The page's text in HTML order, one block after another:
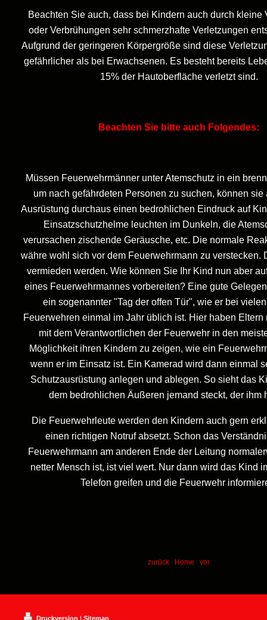
Beachten Sie auch, dass bei Kindern auch durch kleine
oder Verbrühungen sehr schmerzhafte Verletzungen
Aufgrund der geringeren Körpergröße sind diese
gefährlicher als bei Erwachsenen. Es besteht bereits
15% der Hautoberfläche verletzt sind.
Beachten Sie bitte auch Folgendes:
Müssen Feuerwehrmänner unter Atemschutz in ein
um nach gefährdeten Personen zu suchen, können sie
Ausrüstung durchaus einen bedrohlichen Eindruck auf
Einsatzschutzhelme leuchten im Dunkeln, die
verursachen zischende Geräusche, etc. Die normale
währe wohl sich vor dem Feuerwehrmann zu verstecken.
vermieden werden. Wie können Sie Ihr Kind nun aber
eines Feuerwehrmannes vorbereiten? Eine gute
ein sogenannter "Tag der offen Tür", wie er bei
Feuerwehren einmal im Jahr üblich ist. Hier haben Eltern
mit dem Verantwortlichen der Feuerwehr in den
Möglichkeit ihren Kindern zu zeigen, wie ein
wenn er im Einsatz ist. Ein Kamerad wird dann einmal
Schutzausrüstung anlegen und ablegen. So sieht das
dem bedrohlichen Äußeren jemand steckt, der ihm
Die Feuerwehrleute werden den Kindern auch gern
einen richtigen Notruf absetzt. Schon das
Feuerwehrmann am anderen Ende der Leitung
netter Mensch ist, ist viel wert. Nur dann wird das Kind
Telefon greifen und die Feuerwehr
zurück Home vor
Druckversion | Sitemap